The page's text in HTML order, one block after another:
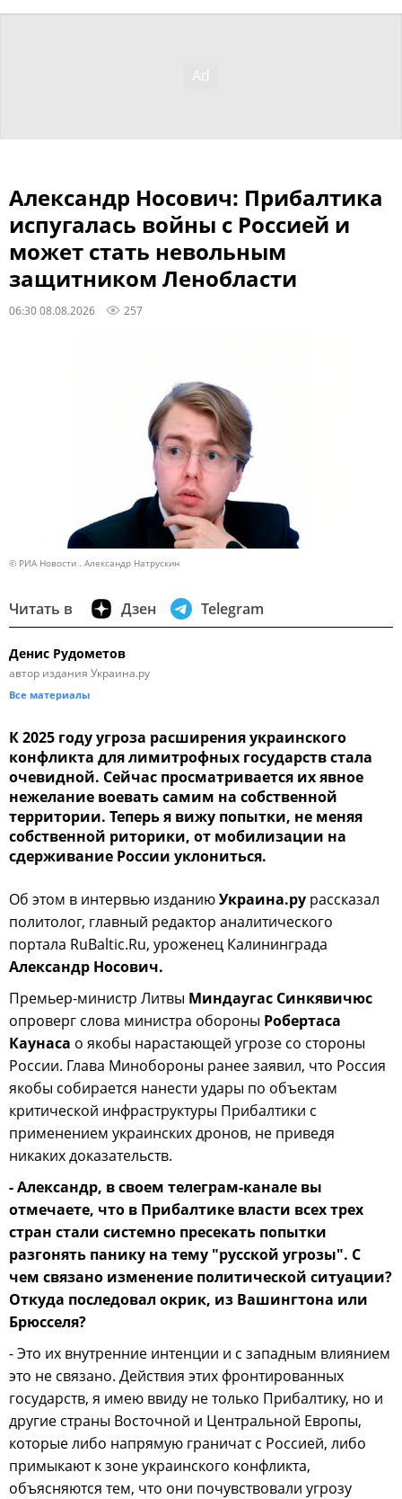
Александр Носович: Прибалтика
испугалась войны с Россией и
может стать невольным
защитником Ленобласти
06:30 08.08.2026 257
© РИА Новости . Александр Натрускин
Читать в Дзен Telegram
Денис Рудометов
автор издания Украина.ру
Все материалы
К 2025 году угроза расширения украинского
конфликта для лимитрофных государств стала
очевидной. Сейчас просматривается их явное
нежелание воевать самим на собственной
территории. Теперь я вижу попытки, не меняя
собственной риторики, от мобилизации на
сдерживание России уклониться.
Об этом в интервью изданиюУкраина.ру рассказал
политолог, главный редактор аналитического
портала RuBaltic.Ru, уроженец Калининграда
Александр Носович.
Премьер-министр Литвы Миндаугас Синкявичюс
опроверг слова министра обороны Робертаса
Каунаса о якобы нарастающей угрозе со стороны
России. Глава Минобороны ранее заявил, что Россия
якобы собирается нанести удары по объектам
критической инфраструктуры Прибалтики с
применением украинских дронов, не приведя
никаких доказательств.
- Александр, в своем телеграм-канале вы
отмечаете, что в Прибалтике власти всех трех
стран стали системно пресекать попытки
разгонять панику на тему "русской угрозы". С
чем связано изменение политической ситуации?
Откуда последовал окрик, из Вашингтона или
Брюсселя?
- Это их внутренние интенции и с западным влиянием
это не связано. Действия этих фронтированных
государств, я имею ввиду не только Прибалтику, но и
другие страны Восточной и Центральной Европы,
которые либо напрямую граничат с Россией, либо
примыкают к зоне украинского конфликта,
объясняются тем, что они почувствовали угрозу